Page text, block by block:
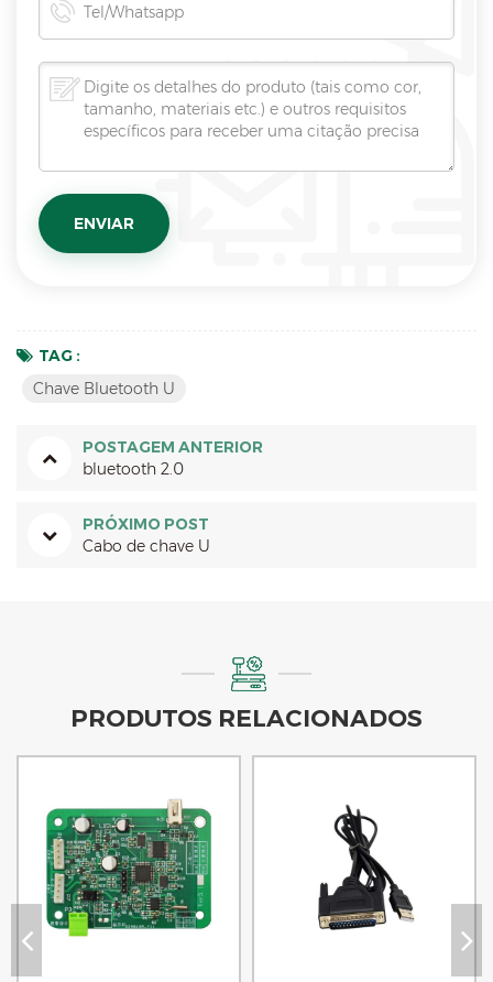
TAG :
Chave Bluetooth U
POSTAGEM ANTERIOR
bluetooth 2.0
PRÓXIMO POST
Cabo de chave U
PRODUTOS RELACIONADOS